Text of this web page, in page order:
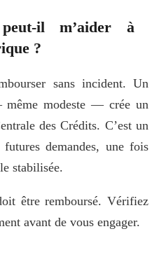
il m’aider à
?
sans incident. Un
modeste — crée un
des Crédits. C’est un
demandes, une fois
stabilisée.
être remboursé. Vérifiez
avant de vous engager.